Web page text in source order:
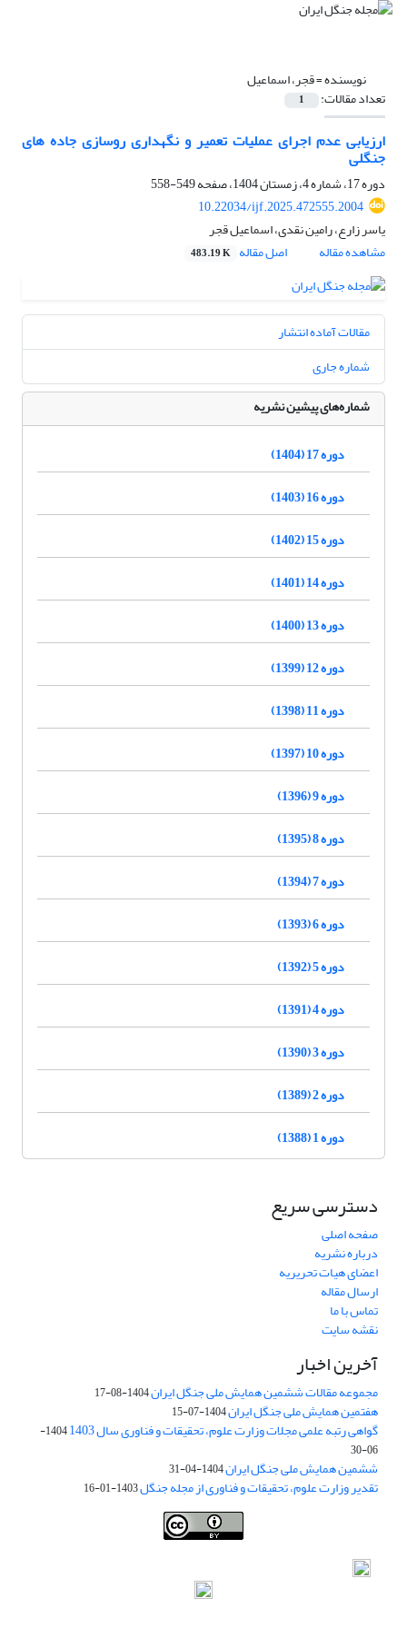
نویسنده =قجر، اسماعیل
تعداد مقالات: 1
ارزیابی عدم اجرای عملیات تعمیر و نگهداری روسازی جاده ­های
جنگلی
دوره 17، شماره 4، زمستان 1404، صفحه
549-558
10.22034/ijf.2025.472555.2004
یاسر زارع، رامین نقدی، اسماعیل قجر
مشاهده مقاله
اصل مقاله 483.19 K
مقالات آماده انتشار
شماره جاری
شماره‌های پیشین نشریه
دوره 17 (1404)
دوره 16 (1403)
دوره 15 (1402)
دوره 14 (1401)
دوره 13 (1400)
دوره 12 (1399)
دوره 11 (1398)
دوره 10 (1397)
دوره 9 (1396)
دوره 8 (1395)
دوره 7 (1394)
دوره 6 (1393)
دوره 5 (1392)
دوره 4 (1391)
دوره 3 (1390)
دوره 2 (1389)
دوره 1 (1388)
دسترسی سریع
صفحه اصلی
درباره نشریه
اعضای هیات تحریریه
ارسال مقاله
تماس با ما
نقشه سایت
آخرین اخبار
مجموعه مقالات ششمین همایش ملی جنگل ایران1404-08-17
هفتمین همایش ملی جنگل ایران1404-07-15
گواهی رتبه علمی مجلات وزارت علوم، تحقیقات و فناوری سال 1403
1404-
06-30
ششمین همایش ملی جنگل ایران1404-04-31
تقدیر وزارت علوم، تحقیقات و فناوری از مجله جنگل1403-01-16